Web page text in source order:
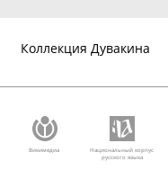
Коллекция Дувакина
Викимедиа
Национальный корпус
русского языка